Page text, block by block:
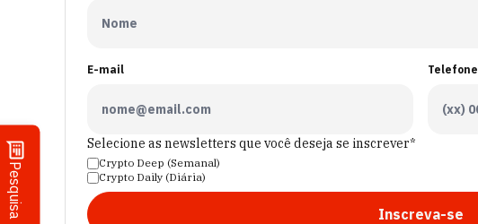
Pesquisa
E-mail Telefone
Selecione as newsletters que você deseja se inscrever*
Crypto Deep (Semanal)
Crypto Daily (Diária)
Inscreva-se